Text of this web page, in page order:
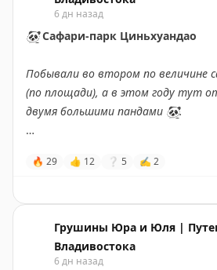
ваши ЮЮ
6 дн назад
🐼Сафари-парк Циньхуандао
Побывали во втором по величине
(по площади), а в этом году тут
двумя большими пандами 🐼.
что оторваться невозможно.
любитель активничать😄.Таосу–
в октябре 2019-го, помешанная на
валяться и грызть бамбук
.
скажем, шикарный – две тыщи
🔥 29 👍 12 ❔ 5 ✍ 2
Грушины Юра и Юля |
Владивостока
6 дн назад